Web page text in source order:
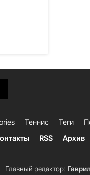
Теннис Теги
RSS Архив
Главный редактор: